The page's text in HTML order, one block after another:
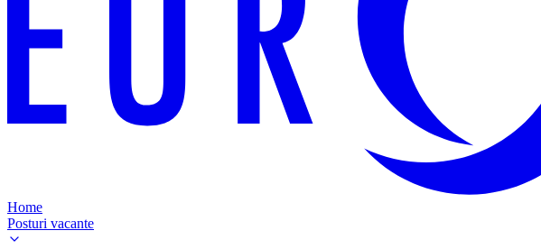
Home
Posturi vacante